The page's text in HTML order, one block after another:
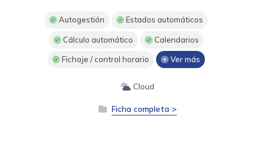
Autogestión Estados automáticos
Cálculo automático Calendarios
Fichaje / control horario Ver más
Cloud
Ficha completa >